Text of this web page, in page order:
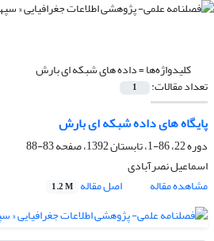
کلیدواژه‌ها =داده های شبکه ای بارش
تعداد مقالات: 1
پایگاه های داده شبکه ای بارش
دوره 22، 86-1، تابستان 1392، صفحه
83-88
اسماعیل نصرآبادی
مشاهده مقاله
اصل مقاله 1.2 M